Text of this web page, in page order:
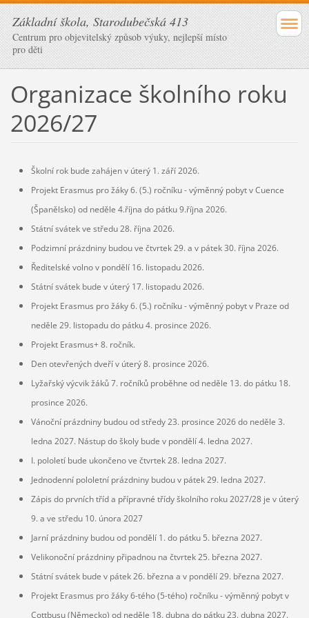
Základní škola, Starodubečská 413
Centrum pro objevitelský způsob výuky, nejlepší místo
pro děti
Organizace školního roku
2026/27
Školní rok bude zahájen v úterý 1. září 2026.
Projekt Erasmus pro žáky 6. (5.) ročníku - výměnný pobyt v Cuence
(Španělsko) od neděle 4.října do pátku 9.října 2026.
Státní svátek ve středu 28. října 2026.
Podzimní prázdniny budou ve čtvrtek 29. a v pátek 30. října 2026.
Ředitelské volno v pondělí 16. listopadu 2026.
Státní svátek bude v úterý 17. listopadu 2026.
Projekt Erasmus pro žáky 6. (5.) ročníku - výměnný pobyt v Praze od
neděle 29. listopadu do pátku 4. prosince 2026.
Projekt Erasmus+ 8. ročník.
Den otevřených dveří v úterý 8. prosince 2026.
Lyžařský výcvik žáků 7. ročníků proběhne od neděle 13. do pátku 18.
prosince 2026.
Vánoční prázdniny budou od středy 23. prosince 2026 do neděle 3.
ledna 2027. Nástup do školy bude v pondělí 4. ledna 2027.
I. pololetí bude ukončeno ve čtvrtek 28. ledna 2027.
Jednodenní pololetní prázdniny budou v pátek 29. ledna 2027.
Zápis do prvních tříd a přípravné třídy školního roku 2027/28 je v úterý
9. a ve středu 10. února 2027
Jarní prázdniny budou od pondělí 1. do pátku 5. března 2027.
Velikonoční prázdniny připadnou na čtvrtek 25. března 2027.
Státní svátek bude v pátek 26. března a v pondělí 29. března 2027.
Projekt Erasmus pro žáky 6-tého (5-tého) ročníku - výměnný pobyt v
Cottbusu (Německo) od neděle 18. dubna do pátku 23. dubna 2027.